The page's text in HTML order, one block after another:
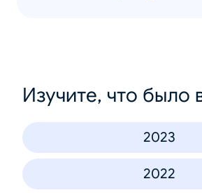
Изучите, что было
2023
2022